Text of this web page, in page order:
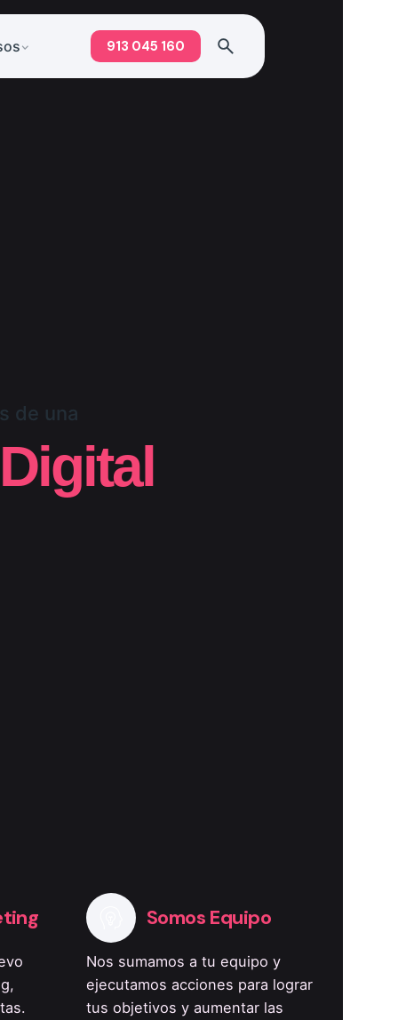
913 045 160
de una
Somos Equipo
Nos sumamos a tu equipo y
ejecutamos acciones para lograr
tus objetivos y aumentar las